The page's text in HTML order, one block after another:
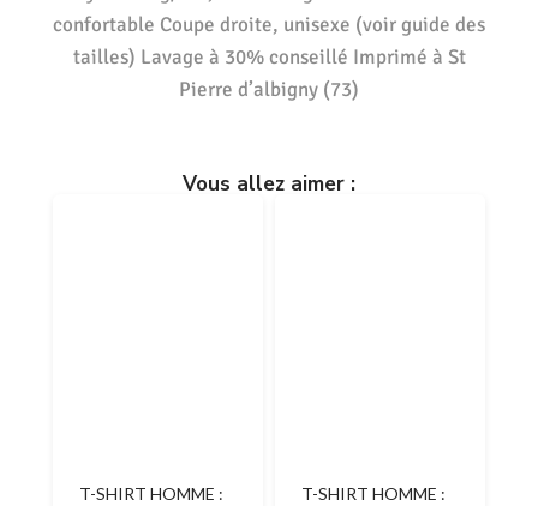
confortable Coupe droite, unisexe (voir guide des
tailles) Lavage à 30% conseillé Imprimé à St
Pierre d’albigny (73)
Vous allez aimer :
T-SHIRT HOMME :
T-SHIRT HOMME :